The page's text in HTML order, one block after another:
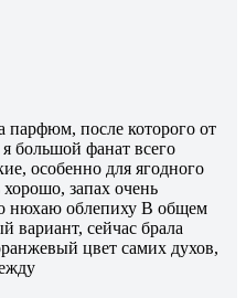
парфюм, после которого от
большой фанат всего
особенно для ягодного
хорошо, запах очень
нюхаю облепиху В общем
вариант, сейчас брала
цвет самих духов,